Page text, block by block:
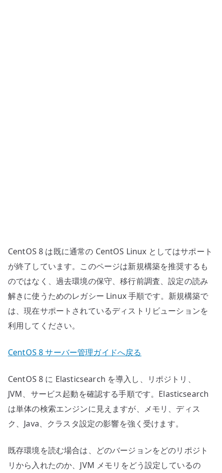
CentOS 8 は既に通常の CentOS Linux としてはサポート
が終了しています。このページは新規構築を推奨するも
のではなく、過去環境の保守、移行前調査、設定の読み
解きに使うためのレガシー Linux 手順です。新規構築で
は、現在サポートされているディストリビューションを
利用してください。
CentOS 8 サーバー管理ガイドへ戻る
CentOS 8 に Elasticsearch を導入し、リポジトリ、
JVM、サービス起動を確認する手順です。Elasticsearch
は単体の検索エンジンに見えますが、メモリ、ディス
ク、Java、クラスタ設定の影響を強く受けます。
既存環境を読む場合は、どのバージョンをどのリポジト
リから入れたのか、JVM メモリをどう設定しているの